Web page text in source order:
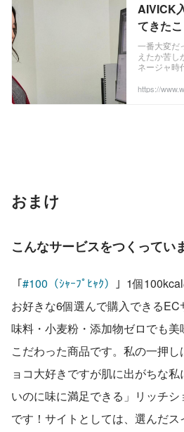
AIVICK
てきた
挑戦す
式会社
一番大変だ
えたか苦し
ネージャ時
定期宅配食
https://
おまけ
こんなサービスをつくってい
「#100（ｼｬｰﾌﾟﾋｬｸ）
」1個
お好きな6個選んで購入できる
味料・小麦粉・添加物ゼロでも
こだわった商品です。私の一押
ョコ大好きですが肌に出がちな
いのに味に満足できる」リッチシ
です！サイトとしては、選んだ